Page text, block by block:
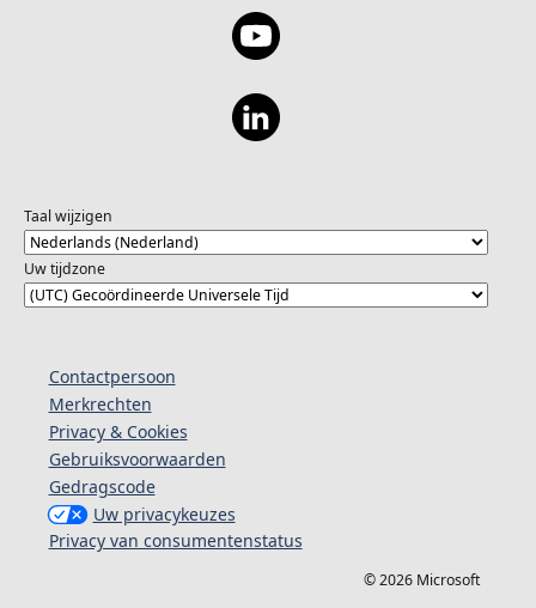
Taal wijzigen
Uw tijdzone
Contactpersoon
Merkrechten
Privacy & Cookies
Gebruiksvoorwaarden
Gedragscode
Uw privacykeuzes
Privacy van consumentenstatus
© 2026 Microsoft